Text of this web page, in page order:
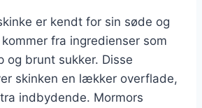
er kendt for sin søde og
fra ingredienser som
og brunt sukker. Disse
skinken en lækker overflade,
indbydende. Mormors